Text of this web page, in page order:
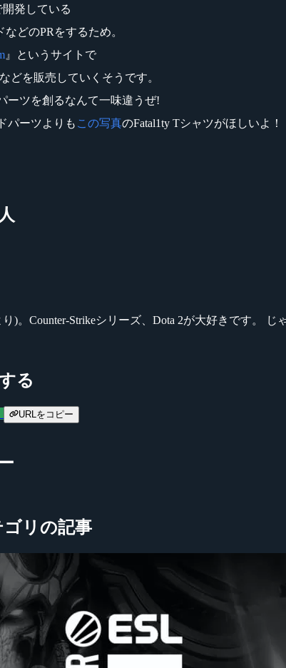
発している
どのPRをするため。
』というサイトで
どを販売していくそうです。
ーツを創るなんて一味違うぜ!
パーツよりも この写真のFatal1ty Tシャツがほしいよ！
り)。Counter-Strikeシリーズ、Dota 2が大好きです。
る
URLをコピー
ゴリの記事